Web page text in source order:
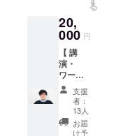
先行案
内
Line@
：今回
改装予
定の大
学生の
コミュ
ティー
招待(学
生限定)
年3月31
日ま
で】 ▼
詳細 ・
「合同
会社な
んかし
定】 ・
ロゴス
テッ
カー ・
コー
ヒーor
紅茶飲
み放
題！(学
生限定)
【2019
る
20,
000 円
【 講
演・
ワーク
ショッ
プ】 ▼
内容 代
表、清
水が講
支援
者：
13人
お届
け予